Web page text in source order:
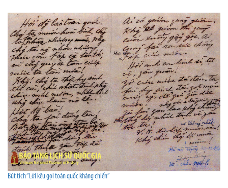
Bút tích “Lời kêu gọi toàn quốc kháng chiến”